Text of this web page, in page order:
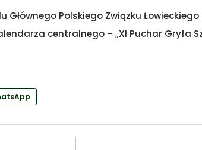
Głównego Polskiego Związku
centralnego – „XI Puchar Gryfa